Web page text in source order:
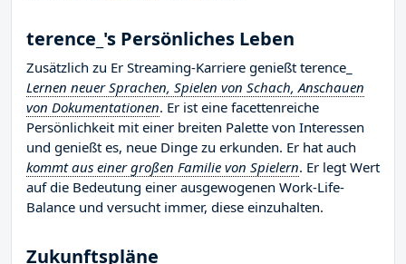
terence_'s Persönliches Leben
Zusätzlich zu Er Streaming-Karriere genießt terence_
Lernen neuer Sprachen, Spielen von Schach, Anschauen
von Dokumentationen. Er ist eine facettenreiche
Persönlichkeit mit einer breiten Palette von Interessen
und genießt es, neue Dinge zu erkunden. Er hat auch
kommt aus einer großen Familie von Spielern. Er legt Wert
auf die Bedeutung einer ausgewogenen Work-Life-
Balance und versucht immer, diese einzuhalten.
Zukunftspläne